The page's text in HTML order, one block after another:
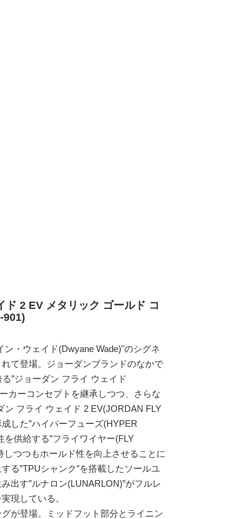
2 EV メタリック ゴールド コ
901)
・ウェイド(Dwyane Wade)"のシグネ
て登場。ジョーダンブランドのなかで
”ジョーダン フライ ウェイド
カーコンセプトを継承しつつ、さらな
ン フライ ウェイド 2 EV(JORDAN FLY
した”ハイパーフューズ(HYPER
供給する”フライワイヤー(FLY
つつもホールド性を向上させることに
る”TPUシャンク”を搭載したソールユ
出す”ルナロン(LUNARLON)”がフルレ
現している。
が登場。ミッドフット部分とライニン